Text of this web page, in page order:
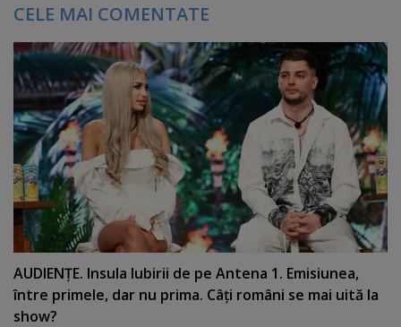
CELE MAI COMENTATE
AUDIENŢE. Insula Iubirii de pe Antena 1. Emisiunea,
între primele, dar nu prima. Câţi români se mai uită la
show?